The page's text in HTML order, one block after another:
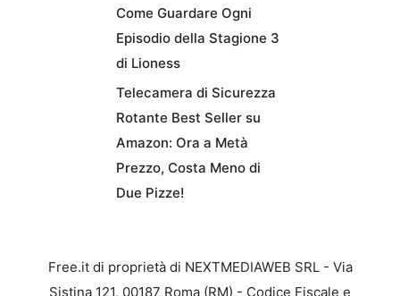
Come Guardare Ogni
Episodio della Stagione 3
di Lioness
Telecamera di Sicurezza
Rotante Best Seller su
Amazon: Ora a Metà
Prezzo, Costa Meno di
Due Pizze!
Free.it di proprietà di NEXTMEDIAWEB SRL - Via
Sistina 121, 00187 Roma (RM) - Codice Fiscale e